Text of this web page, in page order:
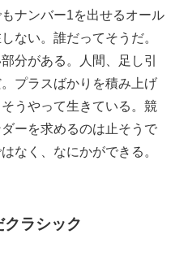
ナンバー1を出せるオール
ない。誰だってそうだ。
分がある。人間、足し引
プラスばかりを積み上げ
うやって生きている。競
ーを求めるのは止そうで
なく、なにかができる。
ラシック